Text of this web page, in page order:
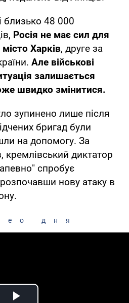
близько 48 000
Росія не має сил для
Харків, друге за
Але військові
залишається
швидко змінитися.
зупинено лише після
бригад були
на допомогу. За
кремлівський диктатор
спробує
нову атаку в
дня